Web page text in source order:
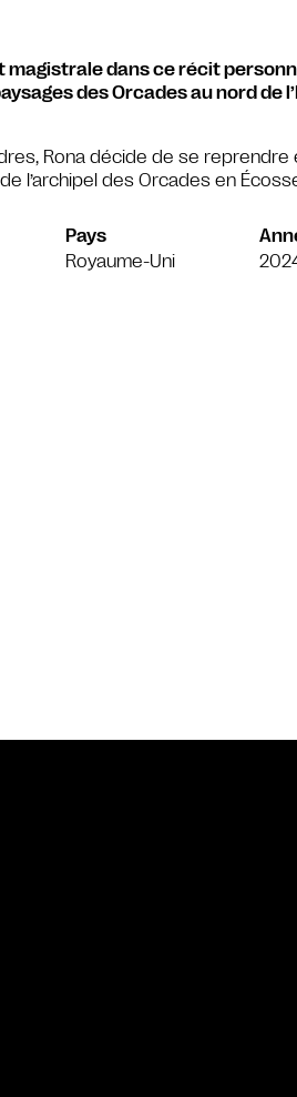
magistrale dans ce récit
des Orcades au nord de
Rona décide de se reprendre
l’archipel des Orcades en
Pays
Royaume-Uni